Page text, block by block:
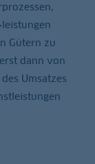
Gütern zu
dann von
Umsatzes